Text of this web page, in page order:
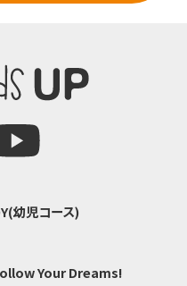
幼児コース)
Your Dreams!